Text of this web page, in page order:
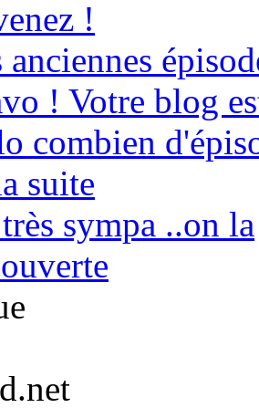
!
anciennes
! Votre blog
combien
suite
sympa ..on la